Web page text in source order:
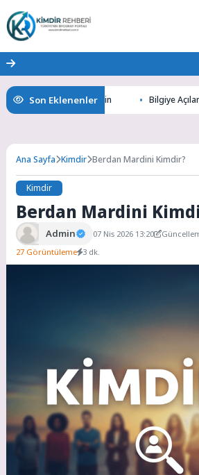
Son Eklenenler
Gizemlerini Keşfedin Bilgiye Açılan
Ana Sayfa Kimdir Berdan Mardini Kimdir?
Kimdir
Berdan Mardini
Admin 07 Nis 2026 13:20
27 Görüntüleme 3 dk.